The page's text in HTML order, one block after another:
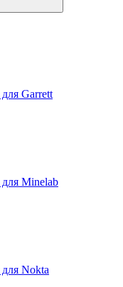
Garrett
Minelab
Nokta